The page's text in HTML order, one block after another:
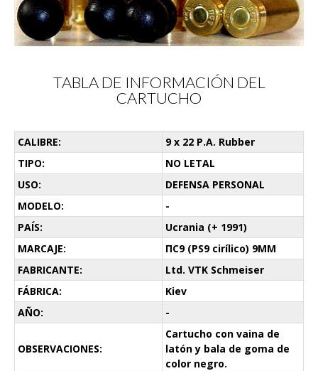
TABLA DE INFORMACIÓN DEL
CARTUCHO
CALIBRE:
9 x 22 P.A. Rubber
TIPO:
NO LETAL
USO:
DEFENSA PERSONAL
MODELO:
-
PAÍS:
Ucrania (+ 1991)
MARCAJE:
ПС9 (PS9 cirílico) 9MM
FABRICANTE:
Ltd. VTK Schmeiser
FÁBRICA:
Kiev
AÑO:
-
OBSERVACIONES:
Cartucho con vaina de
latón y bala de goma de
color negro.